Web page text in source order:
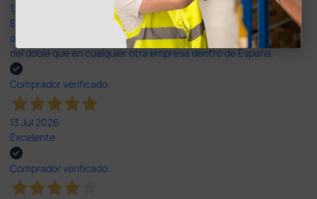
13 Jul 2026
Es fácil hacer el pedido. El producto, bastante mas barato que en
otras plataformas de material médico. Pero el envío cuesta más
del doble que en cualquier otra empresa dentro de España.
Comprador verificado
13 Jul 2026
Excelente
Comprador verificado